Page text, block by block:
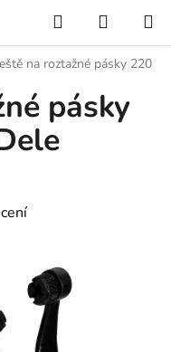
Hledat
KOŠÍK
na roztažné pásky 220
pásky